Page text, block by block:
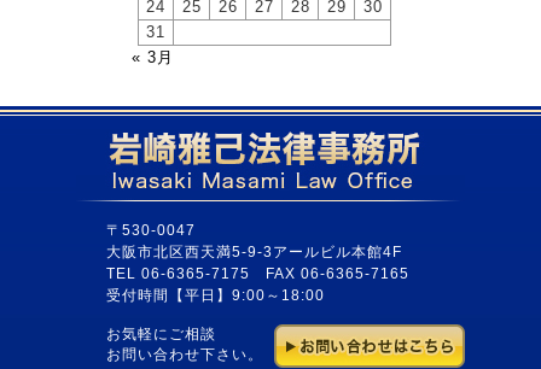
24
25 26 27 28 29
30
31
« 3月
〒530-0047
大阪市北区西天満5-9-3アールビル本館4F
TEL 06-6365-7175 FAX 06-6365-7165
受付時間【平日】9:00～18:00
お気軽にご相談
お問い合わせ下さい。